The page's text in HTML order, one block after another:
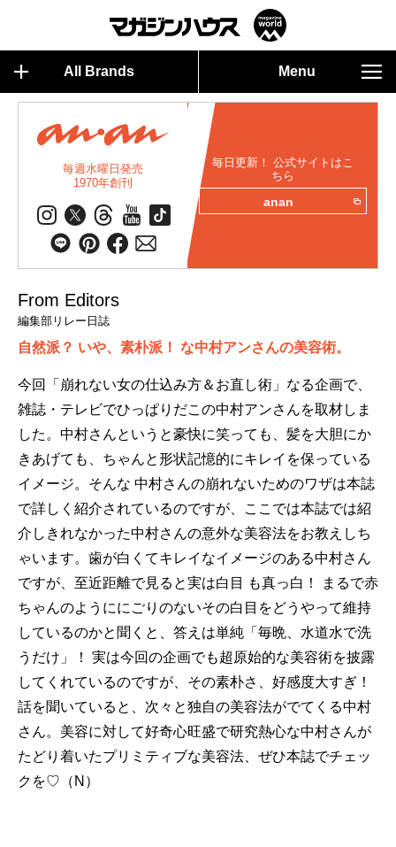
All Brands Menu
毎週水曜日発売
1970年創刊
毎日更新！ 公式サイトはこ
ちら
anan
From Editors
編集部リレー日誌
自然派？ いや、素朴派！ な中村アンさんの美容術。
今回「崩れない女の仕込み方＆お直し術」なる企画で、
雑誌・テレビでひっぱりだこの中村アンさんを取材しま
した。中村さんというと豪快に笑っても、髪を大胆にか
きあげても、ちゃんと形状記憶的にキレイを保っている
イメージ。そんな 中村さんの崩れないためのワザは本誌
で詳しく紹介されているのですが、ここでは本誌では紹
介しきれなかった中村さんの意外な美容法をお教えしち
ゃいます。歯が白くてキレイなイメージのある中村さん
ですが、至近距離で見ると実は白目 も真っ白！ まるで赤
ちゃんのようににごりのないその白目をどうやって維持
しているのかと聞くと、答えは単純「毎晩、水道水で洗
うだけ」！ 実は今回の企画でも超原始的な美容術を披露
してくれているのですが、その素朴さ、好感度大すぎ！
話を聞いていると、次々と独自の美容法がでてくる中村
さん。美容に対して好奇心旺盛で研究熱心な中村さんが
たどり着いたプリミティブな美容法、ぜひ本誌でチェッ
クを♡（N）